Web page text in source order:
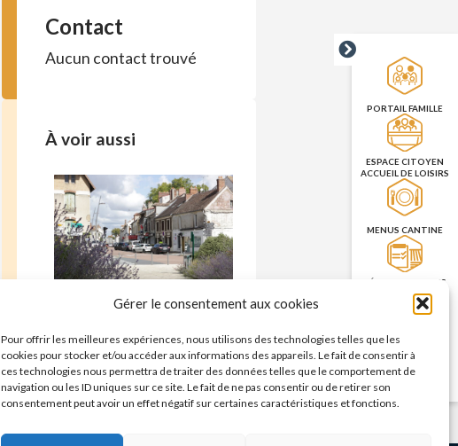
Gérer le consentement aux cookies
Pour offrir les meilleures expériences, nous utilisons des technologies telles que les
cookies pour stocker et/ou accéder aux informations des appareils. Le fait de consentir à
ces technologies nous permettra de traiter des données telles que le comportement de
navigation ou les ID uniques sur ce site. Le fait de ne pas consentir ou de retirer son
consentement peut avoir un effet négatif sur certaines caractéristiques et fonctions.
PORTAIL FAMILLE
ESPACE CITOYEN
ACCUEIL DE LOISIRS
MENUS CANTINE
RÉSERVATION DES
SALLES
PRISE DE RENDEZ-
CNI/PASSEPORT
Contact
Aucun contact trouvé
À voir aussi
Commerces – enseignes